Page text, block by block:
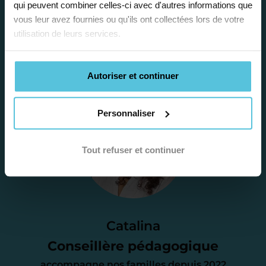
qui peuvent combiner celles-ci avec d'autres informations que
vous leur avez fournies ou qu'ils ont collectées lors de votre
utilisation de leurs services.
Autoriser et continuer
Personnaliser
Tout refuser et continuer
Catalina
Conseillère pédagogique
la situation scolaire de votre enfant, ses
besoins et vous préconiser la solution la
plus adaptée.
Je vous envoie une
proposition
d’accompagnement
parfait. À partir de maintenant nous
nous occupons de tout.